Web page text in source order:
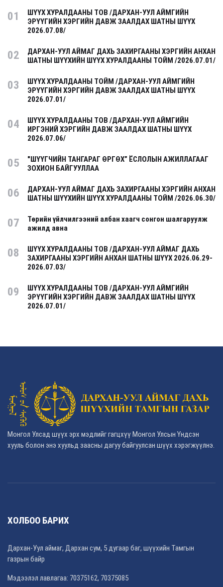
01
ШҮҮХ ХУРАЛДААНЫ ТОВ /ДАРХАН-УУЛ АЙМГИЙН
ЭРҮҮГИЙН ХЭРГИЙН ДАВЖ ЗААЛДАХ ШАТНЫ ШҮҮХ
2026.07.08/
02
ДАРХАН-УУЛ АЙМАГ ДАХЬ ЗАХИРГААНЫ ХЭРГИЙН АНХАН
ШАТНЫ ШҮҮХИЙН ШҮҮХ ХУРАЛДААНЫ ТОЙМ /2026.07.01/
03
ШҮҮХ ХУРАЛДААНЫ ТОЙМ /ДАРХАН-УУЛ АЙМГИЙН
ЭРҮҮГИЙН ХЭРГИЙН ДАВЖ ЗААЛДАХ ШАТНЫ ШҮҮХ
2026.07.01/
04
ШҮҮХ ХУРАЛДААНЫ ТОВ /ДАРХАН-УУЛ АЙМГИЙН
ИРГЭНИЙ ХЭРГИЙН ДАВЖ ЗААЛДАХ ШАТНЫ ШҮҮХ
2026.07.06/
05
"ШҮҮГЧИЙН ТАНГАРАГ ӨРГӨХ” ЁСЛОЛЫН АЖИЛЛАГААГ
ЗОХИОН БАЙГУУЛЛАА
06
ДАРХАН-УУЛ АЙМАГ ДАХЬ ЗАХИРГААНЫ ХЭРГИЙН АНХАН
ШАТНЫ ШҮҮХИЙН ШҮҮХ ХУРАЛДААНЫ ТОЙМ /2026.06.30/
07
Төрийн үйлчилгээний албан хаагч сонгон шалгаруулж
ажилд авна
08
ШҮҮХ ХУРАЛДААНЫ ТОВ /ДАРХАН-УУЛ АЙМАГ ДАХЬ
ЗАХИРГААНЫ ХЭРГИЙН АНХАН ШАТНЫ ШҮҮХ 2026.06.29-
2026.07.03/
09
ШҮҮХ ХУРАЛДААНЫ ТОВ /ДАРХАН-УУЛ АЙМГИЙН
ЭРҮҮГИЙН ХЭРГИЙН ДАВЖ ЗААЛДАХ ШАТНЫ ШҮҮХ
2026.07.01/
Монгол Улсад шүүх эрх мэдлийг гагцхүү Монгол Улсын Үндсэн
хууль болон энэ хуульд заасны дагуу байгуулсан шүүх хэрэгжүүлнэ.
ХОЛБОО БАРИХ
Дархан-Уул аймаг, Дархан сум, 5 дугаар баг, шүүхийн Тамгын
газрын байр
Мэдээлэл лавлагаа: 70375162, 70375085